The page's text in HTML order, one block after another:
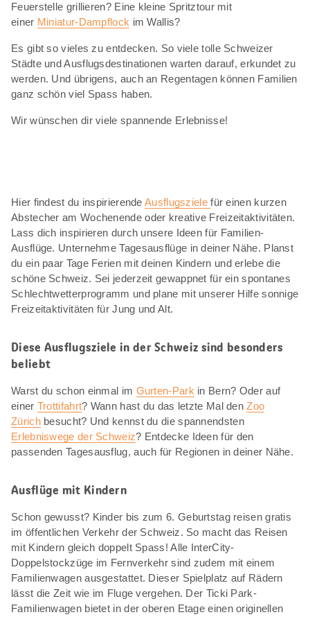
Feuerstelle grillieren? Eine kleine Spritztour mit
einer Miniatur-Dampflock im Wallis?
Es gibt so vieles zu entdecken. So viele tolle Schweizer
Städte und Ausflugsdestinationen warten darauf, erkundet zu
werden. Und übrigens, auch an Regentagen können Familien
ganz schön viel Spass haben.
Wir wünschen dir viele spannende Erlebnisse!
Hier findest du inspirierendeAusflugszielefür einen kurzen
Abstecher am Wochenende oder kreative Freizeitaktivitäten.
Lass dich inspirieren durch unsere Ideen für Familien-
Ausflüge. Unternehme Tagesausflüge in deiner Nähe. Planst
du ein paar Tage Ferien mit deinen Kindern und erlebe die
schöne Schweiz. Sei jederzeit gewappnet für ein spontanes
Schlechtwetterprogramm und plane mit unserer Hilfe sonnige
Freizeitaktivitäten für Jung und Alt.
Diese Ausflugsziele in der Schweiz sind besonders
beliebt
Warst du schon einmal im Gurten-Park in Bern? Oder auf
einer Trottifahrt? Wann hast du das letzte Mal denZoo
Zürichbesucht? Und kennst du die spannendsten
Erlebniswege der Schweiz? Entdecke Ideen für den
passenden Tagesausflug, auch für Regionen in deiner Nähe.
Ausflüge mit Kindern
Schon gewusst? Kinder bis zum 6. Geburtstag reisen gratis
im öffentlichen Verkehr der Schweiz. So macht das Reisen
mit Kindern gleich doppelt Spass! Alle InterCity-
Doppelstockzüge im Fernverkehr sind zudem mit einem
Familienwagen ausgestattet. Dieser Spielplatz auf Rädern
lässt die Zeit wie im Fluge vergehen. Der Ticki Park-
Familienwagen bietet in der oberen Etage einen originellen